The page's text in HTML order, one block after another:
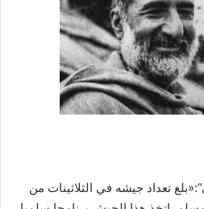
تعداد جيشه في الثلاثينات من